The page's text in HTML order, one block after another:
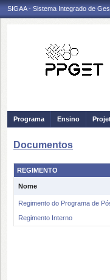
SIGAA - Sistema Integrado de
Programa Ensino
Documentos
REGIMENTO
Nome
Regimento do Programa de
Regimento Interno